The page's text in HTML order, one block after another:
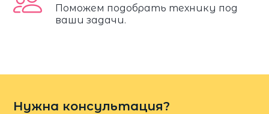
Поможем подобрать технику под
ваши задачи.
Нужна консультация?